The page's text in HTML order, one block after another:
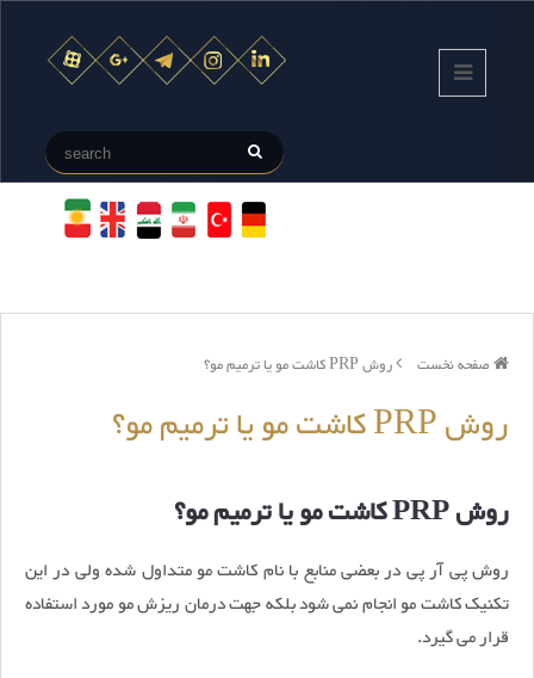
صفحه نخست روش PRP کاشت مو یا ترمیم مو؟
روش PRP کاشت مو یا ترمیم مو؟
روش PRP کاشت مو یا ترمیم مو؟
روش پی آر پی در بعضی منابع با نام کاشت مو متداول شده ولی در این
تکنیک کاشت مو انجام نمی شود بلکه جهت درمان ریزش مو مورد استفاده
قرار می گیرد.